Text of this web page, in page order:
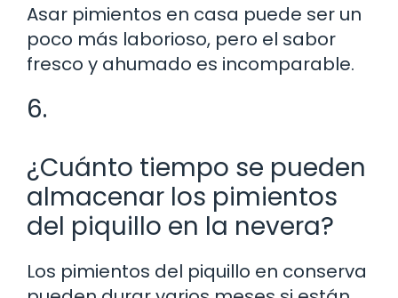
Asar pimientos en casa puede ser un
poco más laborioso, pero el sabor
fresco y ahumado es incomparable.
6.
¿Cuánto tiempo se pueden
almacenar los pimientos
del piquillo en la nevera?
Los pimientos del piquillo en conserva